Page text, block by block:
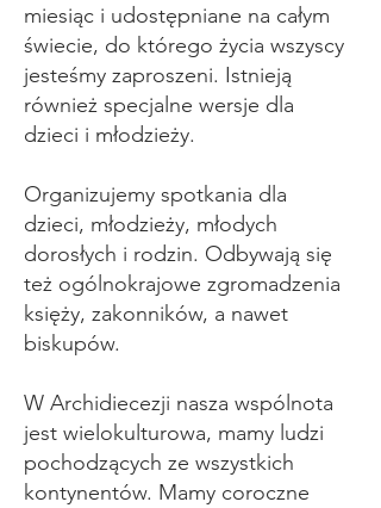
miesiąc i udostępniane na całym
świecie, do którego życia wszyscy
jesteśmy zaproszeni. Istnieją
również specjalne wersje dla
dzieci i młodzieży.
Organizujemy spotkania dla
dzieci, młodzieży, młodych
dorosłych i rodzin. Odbywają się
też ogólnokrajowe zgromadzenia
księży, zakonników, a nawet
biskupów.
W Archidiecezji nasza wspólnota
jest wielokulturowa, mamy ludzi
pochodzących ze wszystkich
kontynentów. Mamy coroczne